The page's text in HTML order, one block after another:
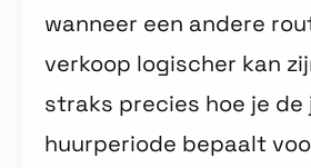
wanneer een andere
verkoop logischer kan
straks precies hoe je de
huurperiode bepaalt